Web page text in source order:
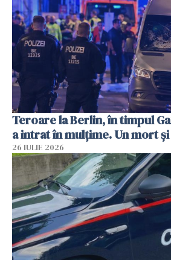
Teroare la Berlin, în timpul
a intrat în mulțime. Un mort
26 IULIE 2026